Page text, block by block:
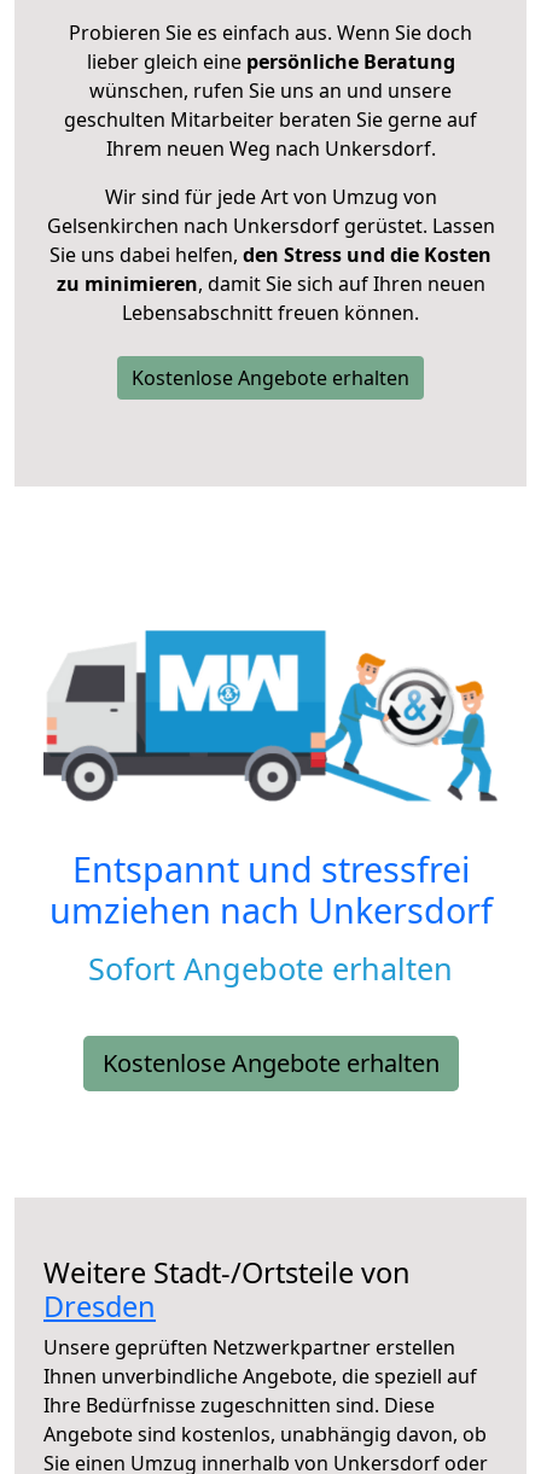
Probieren Sie es einfach aus. Wenn Sie doch
lieber gleich eine persönliche Beratung
wünschen, rufen Sie uns an und unsere
geschulten Mitarbeiter beraten Sie gerne auf
Ihrem neuen Weg nach Unkersdorf.
Wir sind für jede Art von Umzug von
Gelsenkirchen nach Unkersdorf gerüstet. Lassen
Sie uns dabei helfen, den Stress und die Kosten
zu minimieren, damit Sie sich auf Ihren neuen
Lebensabschnitt freuen können.
Kostenlose Angebote erhalten
Entspannt und stressfrei
umziehen nach Unkersdorf
Sofort Angebote erhalten
Kostenlose Angebote erhalten
Weitere Stadt-/Ortsteile von
Dresden
Unsere geprüften Netzwerkpartner erstellen
Ihnen unverbindliche Angebote, die speziell auf
Ihre Bedürfnisse zugeschnitten sind. Diese
Angebote sind kostenlos, unabhängig davon, ob
Sie einen Umzug innerhalb von Unkersdorf oder